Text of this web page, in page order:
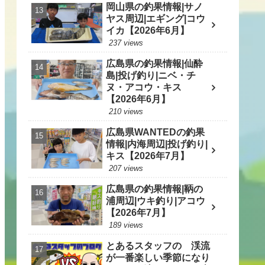
岡山県の釣果情報|サノ
ヤス周辺|エギング|コウ
イカ【2026年6月】
237 views
広島県の釣果情報|仙酔
島|投げ釣り|ニベ・チ
ヌ・アコウ・キス
【2026年6月】
210 views
広島県WANTEDの釣果
情報|内海周辺|投げ釣り|
キス【2026年7月】
207 views
広島県の釣果情報|鞆の
浦周辺|ウキ釣り|アコウ
【2026年7月】
189 views
とあるスタッフの 渓流
が一番楽しい季節になり